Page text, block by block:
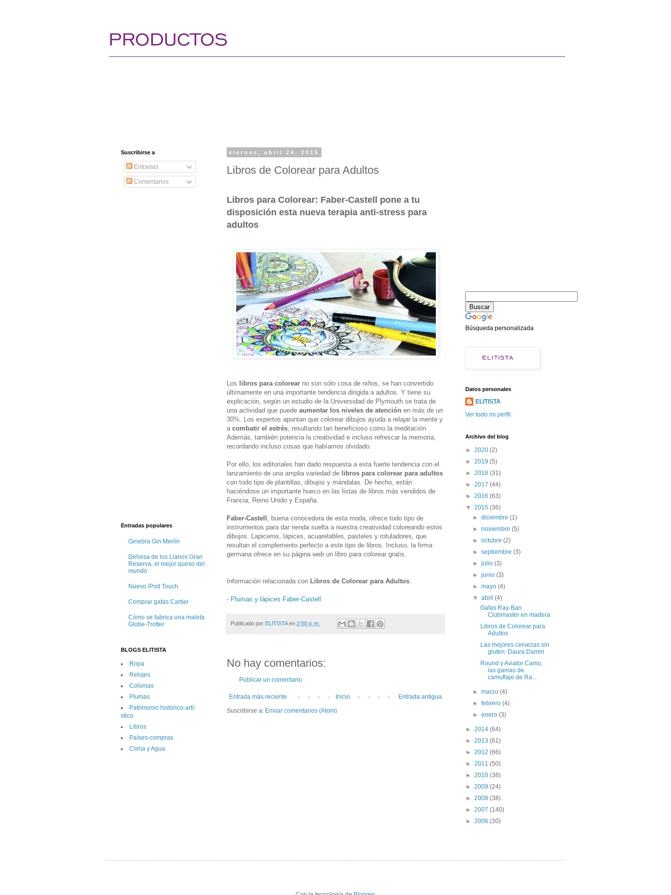
viernes, abril 24, 2015
Libros de Colorear para Adultos
Libros para Colorear: Faber-Castell pone a tu
disposición esta nueva terapia anti-stress para
adultos
Los libros para colorear no son sólo cosa de niños, se han convertido
últimamente en una importante tendencia dirigida a adultos. Y tiene su
explicación, según un estudio de la Universidad de Plymouth se trata de
una actividad que puede aumentar los niveles de atención en más de un
30%. Los expertos apuntan que colorear dibujos ayuda a relajar la mente y
a combatir el estrés , resultando tan beneficioso como la meditación.
Además, también potencia la creatividad e incluso refrescar la memoria,
recordando incluso cosas que habíamos olvidado.
Por ello, los editoriales han dado respuesta a esta fuerte tendencia con el
lanzamiento de una amplia variedad de libros para colorear para adultos
con todo tipo de plantillas, dibujos y mándalas. De hecho, están
haciéndose un importante hueco en las listas de libros más vendidos de
Francia, Reino Unido y España.
Faber-Castell , buena conocedora de esta moda, ofrece todo tipo de
instrumentos para dar rienda suelta a nuestra creatividad coloreando estos
dibujos. Lapiceros, lápices, acuarelables, pasteles y rotuladores, que
resultan el complemento perfecto a este tipo de libros. Incluso, la firma
germana ofrece en su página web un libro para colorear gratis.
Información relacionada con Libros de Colorear para Adultos:
- Plumas y lápices Faber-Castell
Publicado por ELITISTA en 2:50 p. m.
No hay comentarios:
Publicar un comentario
Entrada más reciente Entrada antigua
Inicio
Suscribirse a: Enviar comentarios (Atom)
Suscribirse a
Entradas
Comentarios
Entradas populares
Ginebra Gin Merlín
Dehesa de los Llanos Gran
Reserva, el mejor queso del
mundo
Nuevo iPod Touch
Comprar gafas Cartier
Cómo se fabrica una maleta
Globe-Trotter
BLOGS ELITISTA
Ropa
Relojes
Colonias
Plumas
Patrimonio histórico-artí­
stico
Libros
Paí­ses-compras
Clima y Agua
Búsqueda personalizada
Datos personales
ELITISTA
Ver todo mi perfil
Archivo del blog
► 2020 (2)
► 2019 (5)
► 2018 (31)
► 2017 (44)
► 2016 (63)
▼ 2015 (36)
►diciembre(1)
►noviembre(5)
►octubre(2)
►septiembre(3)
►julio(3)
►junio(3)
►mayo(4)
▼abril(4)
Gafas Ray-Ban
Clubmaster en madera
Libros de Colorear para
Adultos
Las mejores cervezas sin
gluten: Daura Damm
Round y Aviator Camo,
las gamas de
camuflaje de Ra...
►marzo(4)
►febrero(4)
►enero(3)
► 2014 (64)
► 2013 (61)
► 2012 (66)
► 2011 (50)
► 2010 (38)
► 2009 (24)
► 2008 (38)
► 2007 (140)
► 2006 (30)